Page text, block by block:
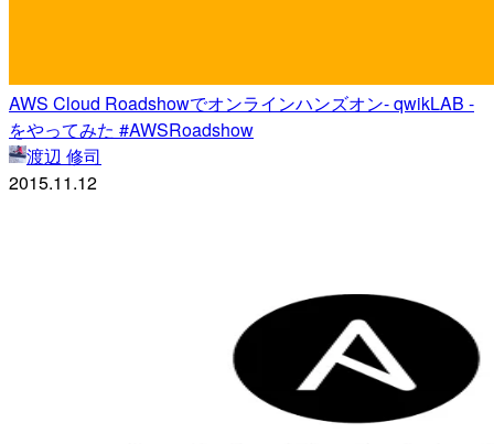
AWS Cloud Roadshowでオンラインハンズオン- qwikLAB -
をやってみた #AWSRoadshow
渡辺 修司
2015.11.12